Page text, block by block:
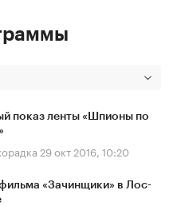
показ ленты «Шпионы по
29 окт 2016, 10:20
«Зачинщики» в Лос-